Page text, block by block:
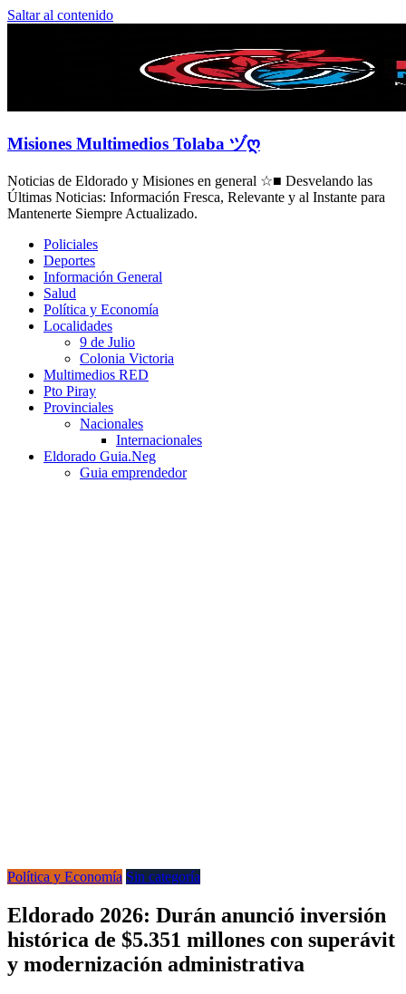
Saltar al contenido
Misiones Multimedios Tolaba ヅღ
Noticias de Eldorado y Misiones en general ☆■ Desvelando las
Últimas Noticias: Información Fresca, Relevante y al Instante para
Mantenerte Siempre Actualizado.
Policiales
Deportes
Información General
Salud
Política y Economía
Localidades
9 de Julio
Colonia Victoria
Multimedios RED
Pto Piray
Provinciales
Nacionales
Internacionales
Eldorado Guia.Neg
Guia emprendedor
Política y Economía Sin categoría
Eldorado 2026: Durán anunció inversión
histórica de $5.351 millones con superávit
y modernización administrativa